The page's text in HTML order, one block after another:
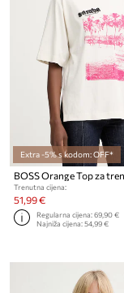
Extra -5% s kodom: OFF*
Trenutna cijena:
51,99 €
Regularna cijena:69,90 €
Najniža cijena:54,99 €